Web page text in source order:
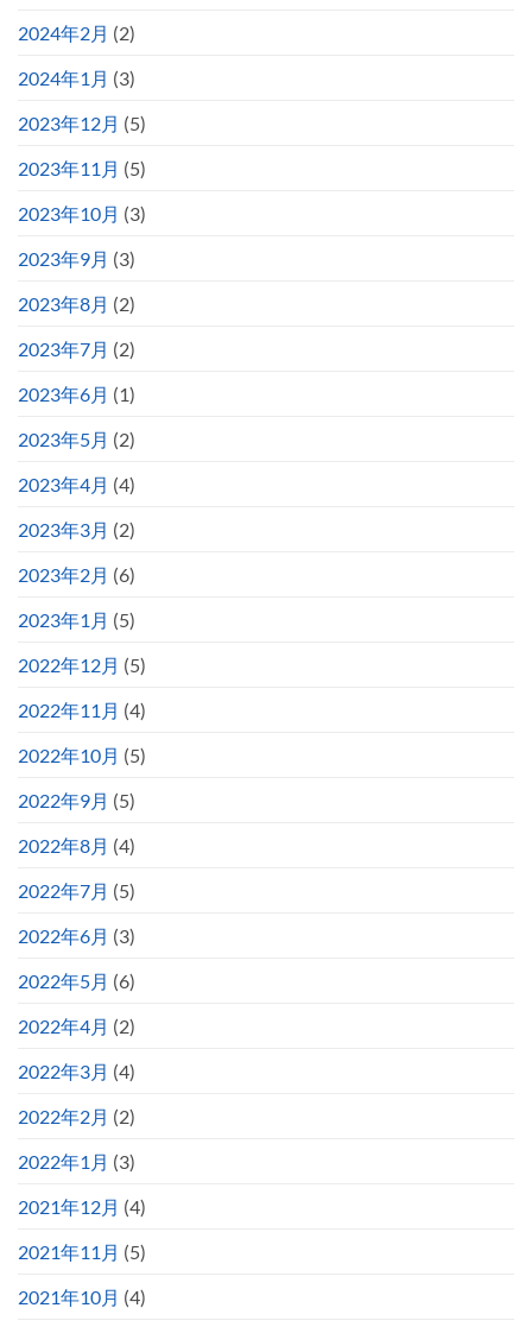
2024年2月 (2)
2024年1月 (3)
2023年12月 (5)
2023年11月 (5)
2023年10月 (3)
2023年9月 (3)
2023年8月 (2)
2023年7月 (2)
2023年6月 (1)
2023年5月 (2)
2023年4月 (4)
2023年3月 (2)
2023年2月 (6)
2023年1月 (5)
2022年12月 (5)
2022年11月 (4)
2022年10月 (5)
2022年9月 (5)
2022年8月 (4)
2022年7月 (5)
2022年6月 (3)
2022年5月 (6)
2022年4月 (2)
2022年3月 (4)
2022年2月 (2)
2022年1月 (3)
2021年12月 (4)
2021年11月 (5)
2021年10月 (4)